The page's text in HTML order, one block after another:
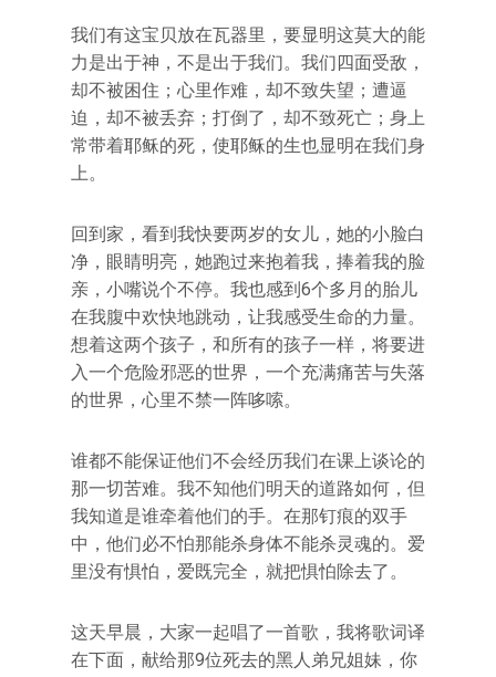
我们有这宝贝放在瓦器里，要显明这莫大的能
力是出于神，不是出于我们。我们四面受敌，
却不被困住；心里作难，却不致失望；遭逼
迫，却不被丢弃；打倒了，却不致死亡；身上
常带着耶稣的死，使耶稣的生也显明在我们身
上。
回到家，看到我快要两岁的女儿，她的小脸白
净，眼睛明亮，她跑过来抱着我，捧着我的脸
亲，小嘴说个不停。我也感到6个多月的胎儿
在我腹中欢快地跳动，让我感受生命的力量。
想着这两个孩子，和所有的孩子一样，将要进
入一个危险邪恶的世界，一个充满痛苦与失落
的世界，心里不禁一阵哆嗦。
谁都不能保证他们不会经历我们在课上谈论的
那一切苦难。我不知他们明天的道路如何，但
我知道是谁牵着他们的手。在那钉痕的双手
中，他们必不怕那能杀身体不能杀灵魂的。爱
里没有惧怕，爱既完全，就把惧怕除去了。
这天早晨，大家一起唱了一首歌，我将歌词译
在下面，献给那9位死去的黑人弟兄姐妹，你